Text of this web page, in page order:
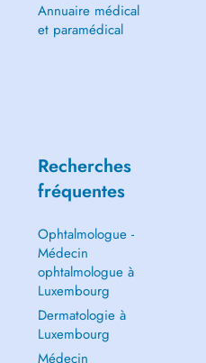
Annuaire médical
et paramédical
Recherches
fréquentes
Ophtalmologue -
Médecin
ophtalmologue à
Luxembourg
Dermatologie à
Luxembourg
Médecin